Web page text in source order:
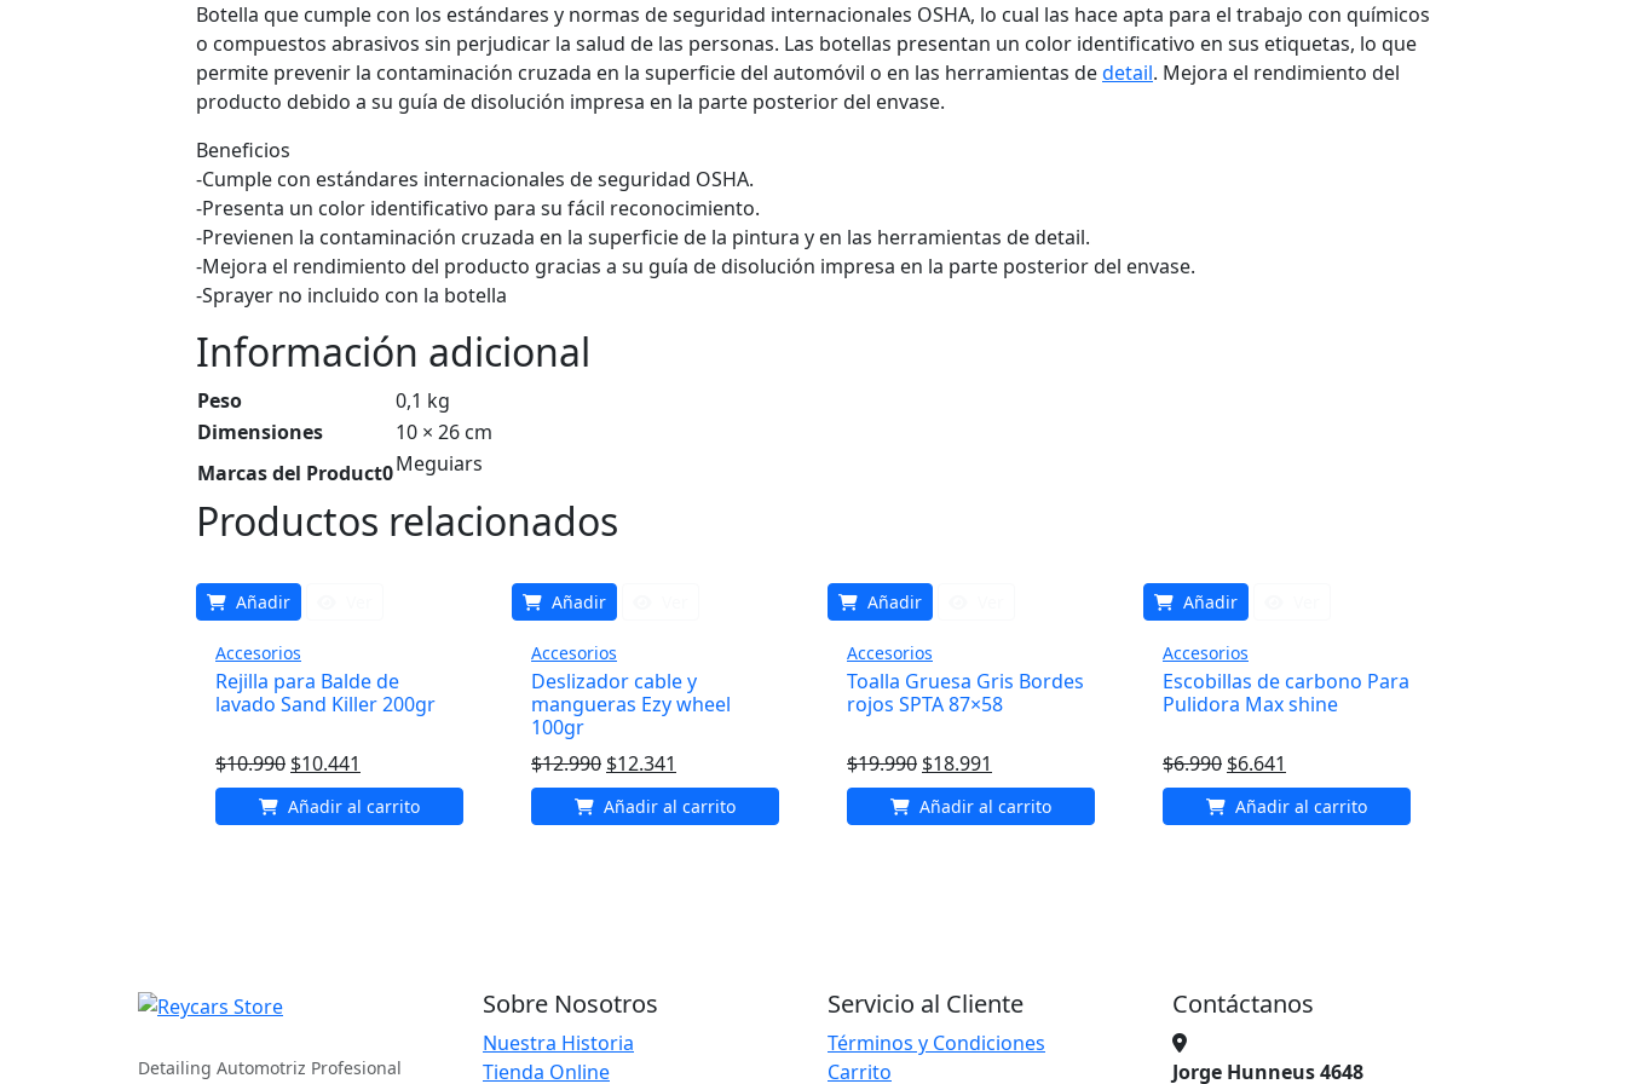
Botella que cumple con los estándares y normas de seguridad internacionales OSHA, lo cual las hace apta para el trabajo con químicos
o compuestos abrasivos sin perjudicar la salud de las personas. Las botellas presentan un color identificativo en sus etiquetas, lo que
permite prevenir la contaminación cruzada en la superficie del automóvil o en las herramientas dedetail. Mejora el rendimiento del
producto debido a su guía de disolución impresa en la parte posterior del envase.
Beneficios
-Cumple con estándares internacionales de seguridad OSHA.
-Presenta un color identificativo para su fácil reconocimiento.
-Previenen la contaminación cruzada en la superficie de la pintura y en las herramientas de detail.
-Mejora el rendimiento del producto gracias a su guía de disolución impresa en la parte posterior del envase.
-Sprayer no incluido con la botella
Información adicional
Peso
0,1 kg
Dimensiones
10 × 26 cm
Marcas del Product0Meguiars
Productos relacionados
Añadir
Accesorios
Rejilla para Balde de
lavado Sand Killer 200gr
$10.990 El
precio
original
$10.441
precio
actual
Añadir al carrito
Añadir
Accesorios
Deslizador cable y
mangueras Ezy wheel
100gr
$12.990 El
precio
original
$12.341
precio
actual
Añadir al carrito
Añadir
Accesorios
Toalla Gruesa Gris Bordes
rojos SPTA 87×58
$19.990 El
precio
original
$18.991
precio
actual
Añadir al carrito
Añadir
Accesorios
Escobillas de carbono Para
Pulidora Max shine
$6.990 El
precio
original
$6.641
precio
actual
Añadir al carrito
Detailing Automotriz Profesional
Sobre Nosotros
Nuestra Historia
Tienda Online
Servicio al Cliente
Términos y Condiciones
Carrito
Contáctanos
Jorge Hunneus 4648